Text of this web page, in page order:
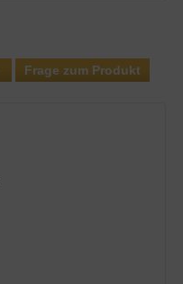
Frage zum Produkt